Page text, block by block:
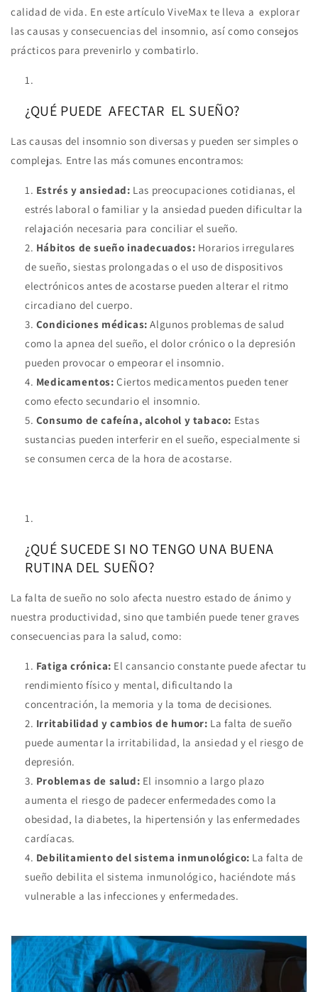
calidad de vida. En este artículo ViveMax te lleva a explorar
las causas y consecuencias del insomnio, así como consejos
prácticos para prevenirlo y combatirlo.
¿QUÉ PUEDE AFECTAR EL SUEÑO?
Las causas del insomnio son diversas y pueden ser simples o
complejas. Entre las más comunes encontramos:
Estrés y ansiedad: Las preocupaciones cotidianas, el
estrés laboral o familiar y la ansiedad pueden dificultar la
relajación necesaria para conciliar el sueño.
Hábitos de sueño inadecuados: Horarios irregulares
de sueño, siestas prolongadas o el uso de dispositivos
electrónicos antes de acostarse pueden alterar el ritmo
circadiano del cuerpo.
Condiciones médicas: Algunos problemas de salud
como la apnea del sueño, el dolor crónico o la depresión
pueden provocar o empeorar el insomnio.
Medicamentos: Ciertos medicamentos pueden tener
como efecto secundario el insomnio.
Consumo de cafeína, alcohol y tabaco: Estas
sustancias pueden interferir en el sueño, especialmente si
se consumen cerca de la hora de acostarse.
¿QUÉ SUCEDE SI NO TENGO UNA BUENA
RUTINA DEL SUEÑO?
La falta de sueño no solo afecta nuestro estado de ánimo y
nuestra productividad, sino que también puede tener graves
consecuencias para la salud, como:
Fatiga crónica: El cansancio constante puede afectar tu
rendimiento físico y mental, dificultando la
concentración, la memoria y la toma de decisiones.
Irritabilidad y cambios de humor: La falta de sueño
puede aumentar la irritabilidad, la ansiedad y el riesgo de
depresión.
Problemas de salud: El insomnio a largo plazo
aumenta el riesgo de padecer enfermedades como la
obesidad, la diabetes, la hipertensión y las enfermedades
cardíacas.
Debilitamiento del sistema inmunológico: La falta de
sueño debilita el sistema inmunológico, haciéndote más
vulnerable a las infecciones y enfermedades.